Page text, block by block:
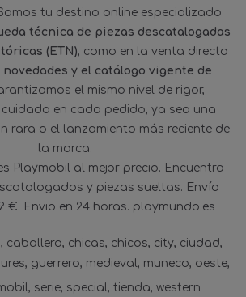
tu destino online especializado
técnica de piezas descatalogadas
(ETN), como en la venta directa
y el catálogo vigente de
el mismo nivel de rigor,
en cada pedido, ya sea una
rara o el lanzamiento más reciente de
la marca.
Playmobil al mejor precio. Encuentra
y piezas sueltas. Envío
€. Envio en 24 horas. playmundo.es
caballero chicas chicos city ciudad
guerrero medieval muneco oeste
serie special tienda western